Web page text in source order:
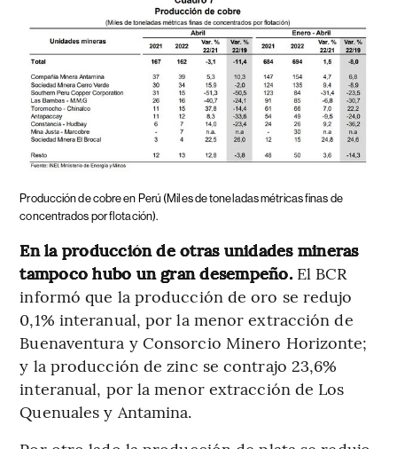
Producción de cobre en Perú (Miles de toneladas métricas finas de
concentrados por flotación).
En la producción de otras unidades mineras
tampoco hubo un gran desempeño.El BCR
informó que la producción de oro se redujo
0,1% interanual, por la menor extracción de
Buenaventura y Consorcio Minero Horizonte;
y la producción de zinc se contrajo 23,6%
interanual, por la menor extracción de Los
Quenuales y Antamina.